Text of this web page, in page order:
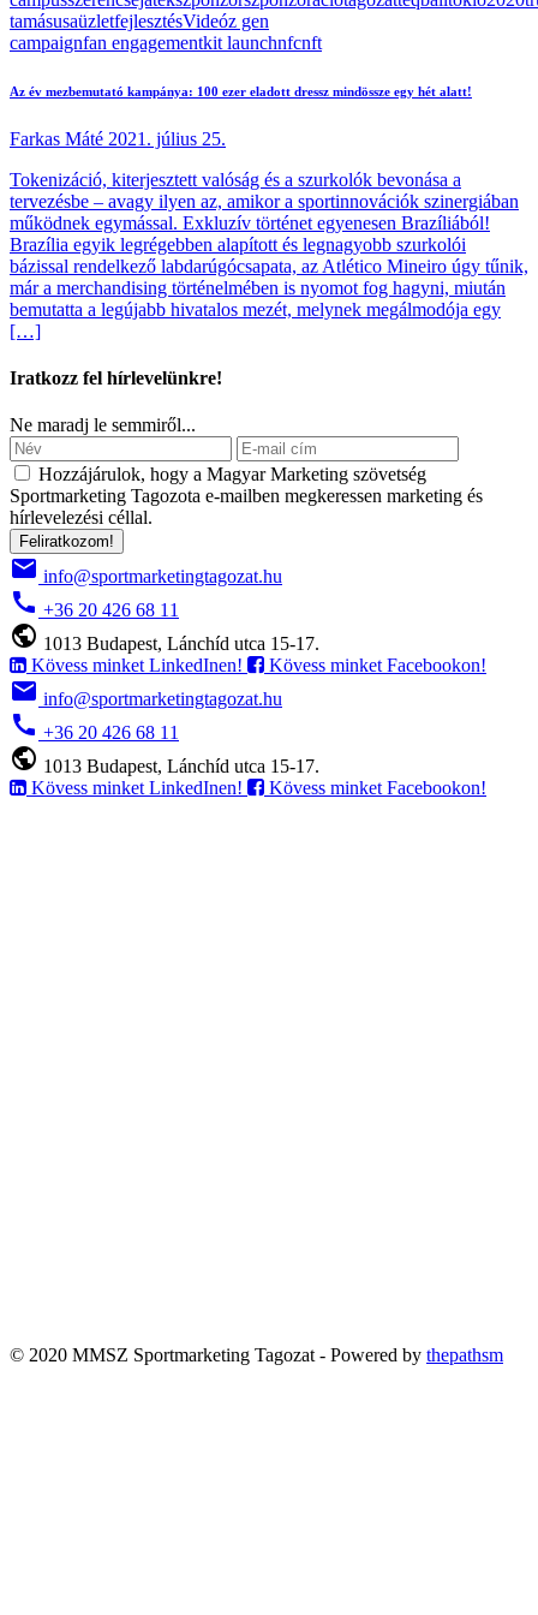
tamásusaüzletfejlesztésVideóz gen
campaignfan engagementkit launchnfcnft
Az év mezbemutató kampánya: 100 ezer eladott dressz mindössze egy hét alatt!
Farkas Máté 2021. július 25.
Tokenizáció, kiterjesztett valóság és a szurkolók bevonása a
tervezésbe – avagy ilyen az, amikor a sportinnovációk szinergiában
működnek egymással. Exkluzív történet egyenesen Brazíliából!
Brazília egyik legrégebben alapított és legnagyobb szurkolói
bázissal rendelkező labdarúgócsapata, az Atlético Mineiro úgy tűnik,
már a merchandising történelmében is nyomot fog hagyni, miután
bemutatta a legújabb hivatalos mezét, melynek megálmodója egy
[…]
Iratkozz fel hírlevelünkre!
Ne maradj le semmiről...
Hozzájárulok, hogy a Magyar Marketing szövetség
Sportmarketing Tagozota e‑mailben megkeressen marketing és
hírlevelezési céllal.
Feliratkozom!
email info@sportmarketingtagozat.hu
call +36 20 426 68 11
public 1013 Budapest, Lánchíd utca 15-17.
Kövess minket LinkedInen!
Kövess minket Facebookon!
email info@sportmarketingtagozat.hu
call +36 20 426 68 11
public 1013 Budapest, Lánchíd utca 15-17.
Kövess minket LinkedInen!
Kövess minket Facebookon!
© 2020 MMSZ Sportmarketing Tagozat - Powered by thepathsm